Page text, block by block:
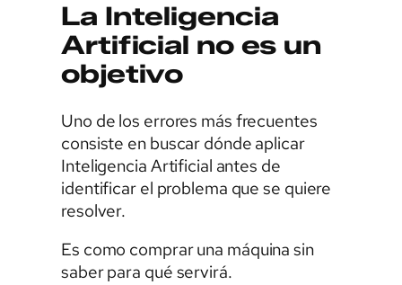
La Inteligencia
Artificial no es un
objetivo
Uno de los errores más frecuentes
consiste en buscar dónde aplicar
Inteligencia Artificial antes de
identificar el problema que se quiere
resolver.
Es como comprar una máquina sin
saber para qué servirá.